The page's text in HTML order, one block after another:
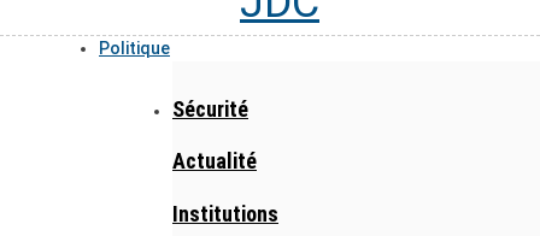
Politique
Sécurité
Actualité
Institutions